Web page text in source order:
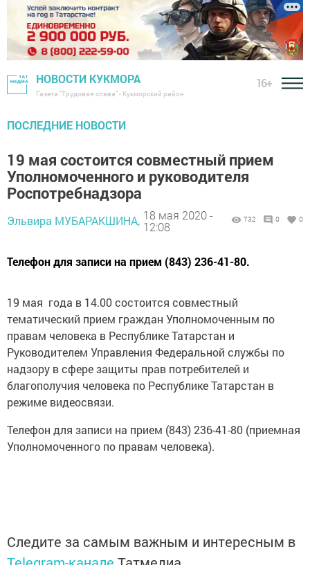
НОВОСТИ КУКМОРА
Газета "Трудовая слава" - Кукморский район
16+
ПОСЛЕДНИЕ НОВОСТИ
19 мая состоится совместный прием
Уполномоченного и руководителя
Роспотребнадзора
Эльвира МУБАРАКШИНА, 18 мая 2020 -
12:08
732 0 0
Телефон для записи на прием (843) 236-41-80.
19 мая года в 14.00 состоится совместный
тематический прием граждан Уполномоченным по
правам человека в Республике Татарстан и
Руководителем Управления Федеральной службы по
надзору в сфере защиты прав потребителей и
благополучия человека по Республике Татарстан в
режиме видеосвязи.
Телефон для записи на прием (843) 236-41-80 (приемная
Уполномоченного по правам человека).
Следите за самым важным и интересным в